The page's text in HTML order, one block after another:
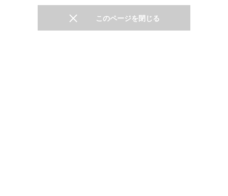
このページを閉じる